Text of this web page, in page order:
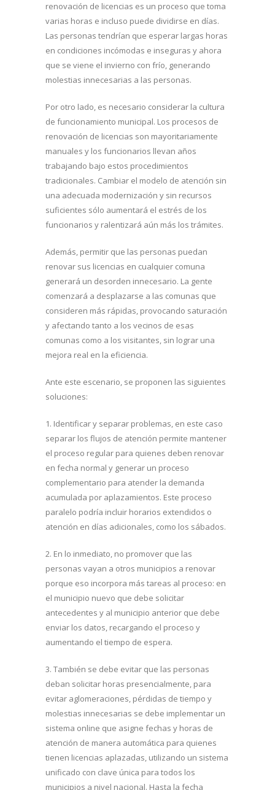
renovación de licencias es un proceso que toma
varias horas e incluso puede dividirse en días.
Las personas tendrían que esperar largas horas
en condiciones incómodas e inseguras y ahora
que se viene el invierno con frío, generando
molestias innecesarias a las personas.
Por otro lado, es necesario considerar la cultura
de funcionamiento municipal. Los procesos de
renovación de licencias son mayoritariamente
manuales y los funcionarios llevan años
trabajando bajo estos procedimientos
tradicionales. Cambiar el modelo de atención sin
una adecuada modernización y sin recursos
suficientes sólo aumentará el estrés de los
funcionarios y ralentizará aún más los trámites.
Además, permitir que las personas puedan
renovar sus licencias en cualquier comuna
generará un desorden innecesario. La gente
comenzará a desplazarse a las comunas que
consideren más rápidas, provocando saturación
y afectando tanto a los vecinos de esas
comunas como a los visitantes, sin lograr una
mejora real en la eficiencia.
Ante este escenario, se proponen las siguientes
soluciones:
1. Identificar y separar problemas, en este caso
separar los flujos de atención permite mantener
el proceso regular para quienes deben renovar
en fecha normal y generar un proceso
complementario para atender la demanda
acumulada por aplazamientos. Este proceso
paralelo podría incluir horarios extendidos o
atención en días adicionales, como los sábados.
2. En lo inmediato, no promover que las
personas vayan a otros municipios a renovar
porque eso incorpora más tareas al proceso: en
el municipio nuevo que debe solicitar
antecedentes y al municipio anterior que debe
enviar los datos, recargando el proceso y
aumentando el tiempo de espera.
3. También se debe evitar que las personas
deban solicitar horas presencialmente, para
evitar aglomeraciones, pérdidas de tiempo y
molestias innecesarias se debe implementar un
sistema online que asigne fechas y horas de
atención de manera automática para quienes
tienen licencias aplazadas, utilizando un sistema
unificado con clave única para todos los
municipios a nivel nacional. Hasta la fecha